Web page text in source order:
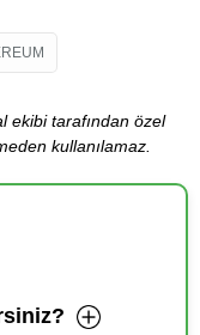
ekibi tarafından özel
kullanılamaz.